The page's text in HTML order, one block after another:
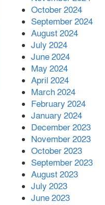
October 2024
September 2024
August 2024
July 2024
June 2024
May 2024
April 2024
March 2024
February 2024
January 2024
December 2023
November 2023
October 2023
September 2023
August 2023
July 2023
June 2023